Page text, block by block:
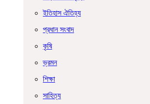
ইতিহাস ঐতিহ্য
প্রধান সংবাদ
কৃষি
ভ্রমন
শিক্ষা
সাহিত্য